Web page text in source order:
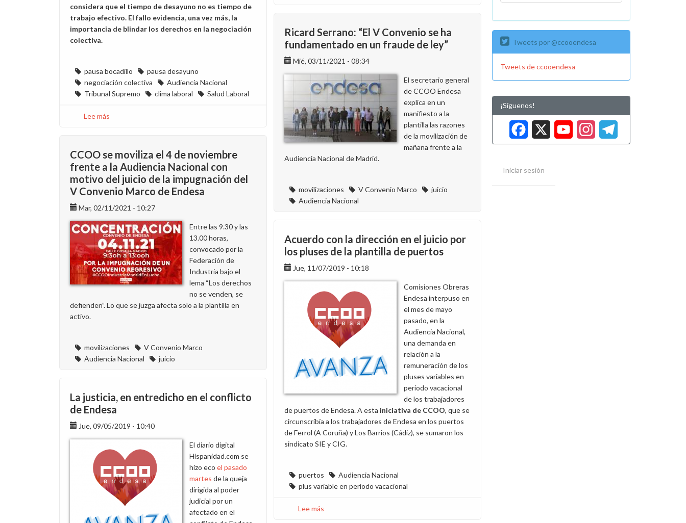
considera que el tiempo de desayuno no es tiempo de
trabajo efectivo. El fallo evidencia, una vez más, la
importancia de blindar los derechos en la negociación
colectiva.
pausa bocadillo
pausa desayuno
negociación colectiva
Audiencia Nacional
Tribunal Supremo
clima laboral Salud Laboral
Lee más
el
Tribunal
Supremo
la
sentencia
desestima
la
demanda
sobre
la
pausa
desayuno
de
sentencia
de
la
Audiencia
Nacional
de
los
excluidos
de
Ricard Serrano: “El V Convenio se ha
fundamentado en un fraude de ley”
Mié, 03/11/2021 - 08:34
El secretario general
de CCOO Endesa
explica en un
manifiesto a la
plantilla las razones
de la movilización de
mañana frente a la
Audiencia Nacional de Madrid.
movilizaciones V Convenio Marco
juicio
Audiencia Nacional
CCOO se moviliza el 4 de noviembre
frente a la Audiencia Nacional con
motivo del juicio de la impugnación del
V Convenio Marco de Endesa
Mar, 02/11/2021 - 10:27
Entre las 9.30 y las
13.00 horas,
convocado por la
Federación de
Industria bajo el
lema “Los derechos
no se venden, se
defienden”. Lo que se juzga afecta solo a la plantilla en
activo.
movilizaciones
V Convenio Marco
Audiencia Nacional
juicio
Acuerdo con la dirección en el juicio por
los pluses de la plantilla de puertos
Jue, 11/07/2019 - 10:18
Comisiones Obreras
Endesa interpuso en
el mes de mayo
pasado, en la
Audiencia Nacional,
una demanda en
relación a la
remuneración de los
pluses variables en
período vacacional
de los trabajadores
de puertos de Endesa. A esta iniciativa de CCOO, que se
circunscribía a los trabajadores de Endesa en los puertos
de Ferrol (A Coruña) y Los Barrios (Cádiz), se sumaron los
sindicato SIE y CIG.
puertos
Audiencia Nacional
plus variable en período vacacional
Lee más
La justicia, en entredicho en el conflicto
de Endesa
Jue, 09/05/2019 - 10:40
El diario digital
Hispanidad.com se
hizo eco el pasado
martes de la queja
dirigida al poder
judicial por un
afectado en el
Tweets por @ccooendesa
Tweets de ccooendesa
¡Síguenos!
Facebook
XYouTube
Iniciar sesión